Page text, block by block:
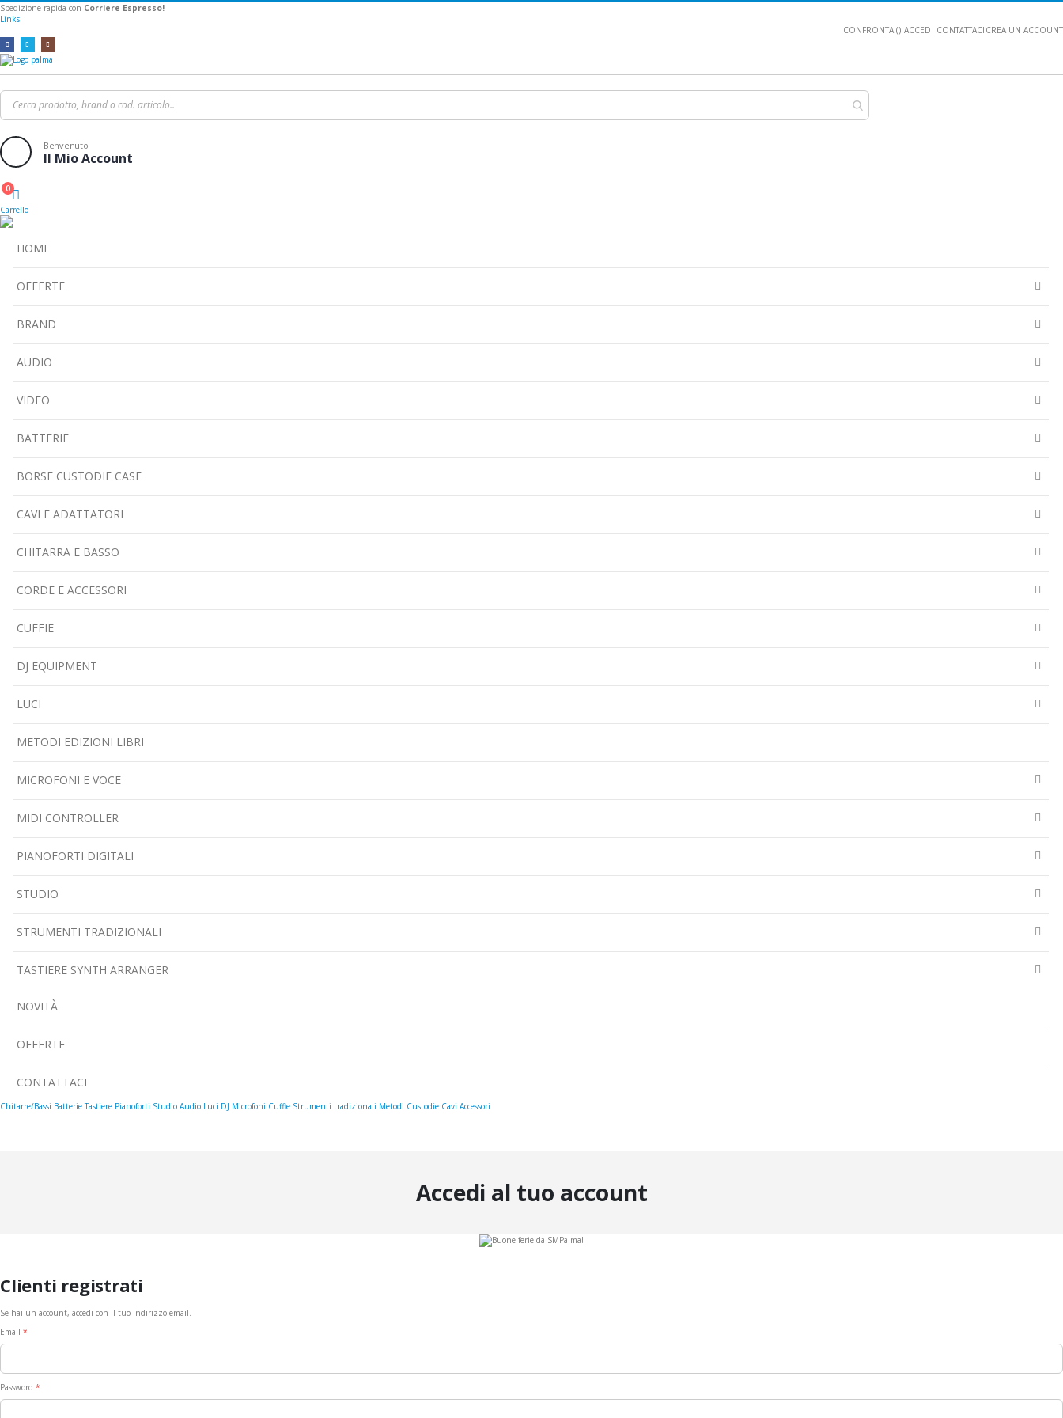
Spedizione rapida con Corriere Espresso!
Links
CONFRONTA () ACCEDI CONTATTACI CREA UN ACCOUNT
|
Benvenuto
Il Mio Account
Cart
0
Carrello
HOME
OFFERTE
BRAND
AUDIO
VIDEO
BATTERIE
BORSE CUSTODIE CASE
CAVI E ADATTATORI
CHITARRA E BASSO
CORDE E ACCESSORI
CUFFIE
DJ EQUIPMENT
LUCI
METODI EDIZIONI LIBRI
MICROFONI E VOCE
MIDI CONTROLLER
PIANOFORTI DIGITALI
STUDIO
STRUMENTI TRADIZIONALI
TASTIERE SYNTH ARRANGER
NOVITÀ
OFFERTE
CONTATTACI
Chitarre/Bassi Batterie Tastiere Pianoforti Studio Audio Luci DJ Microfoni Cuffie Strumenti tradizionali Metodi Custodie Cavi Accessori
Accedi al tuo account
Clienti registrati
Se hai un account, accedi con il tuo indirizzo email.
Email
Password